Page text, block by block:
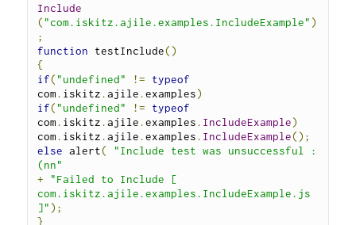
Include
( "com.iskitz.ajile.examples.IncludeExample" )
;
function testInclude()
{
if( "undefined" !=
typeof
com . iskitz .ajile .examples)
if( "undefined" !=
typeof
com . iskitz .ajile .examples . IncludeExample)
com . iskitz .ajile .examples . IncludeExample();
else alert(
"Include test was unsuccessful :
(nn"
+
"Failed to Include [
com.iskitz.ajile.examples.IncludeExample.js
]" );
}